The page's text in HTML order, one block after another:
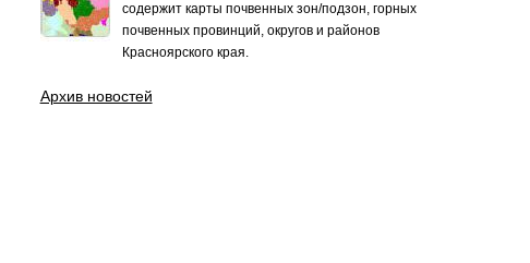
содержит карты почвенных зон/подзон, горных
почвенных провинций, округов и районов
Красноярского края.
Архив новостей